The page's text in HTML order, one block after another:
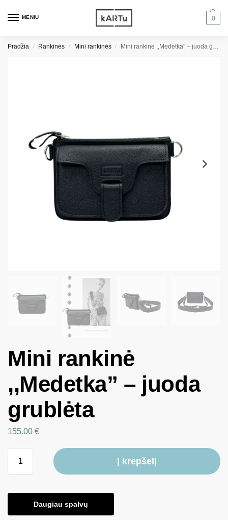
MENIU 0
Pradžia / Rankinės / Mini rankinės / Mini rankinė ,,Medetka” – juoda grublėta
Mini rankinė
,,Medetka” – juoda
grublėta
155.00 €
Į krepšelį
Daugiau spalvų